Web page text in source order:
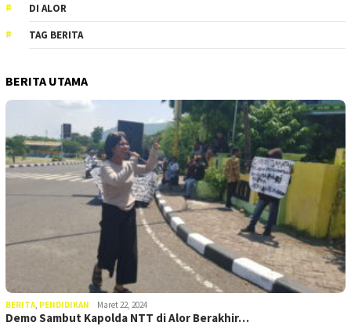
DI ALOR
TAG BERITA
BERITA UTAMA
BERITA PENDIDIKAN Maret 22, 2024
Demo Sambut Kapolda NTT di Alor Berakhir…